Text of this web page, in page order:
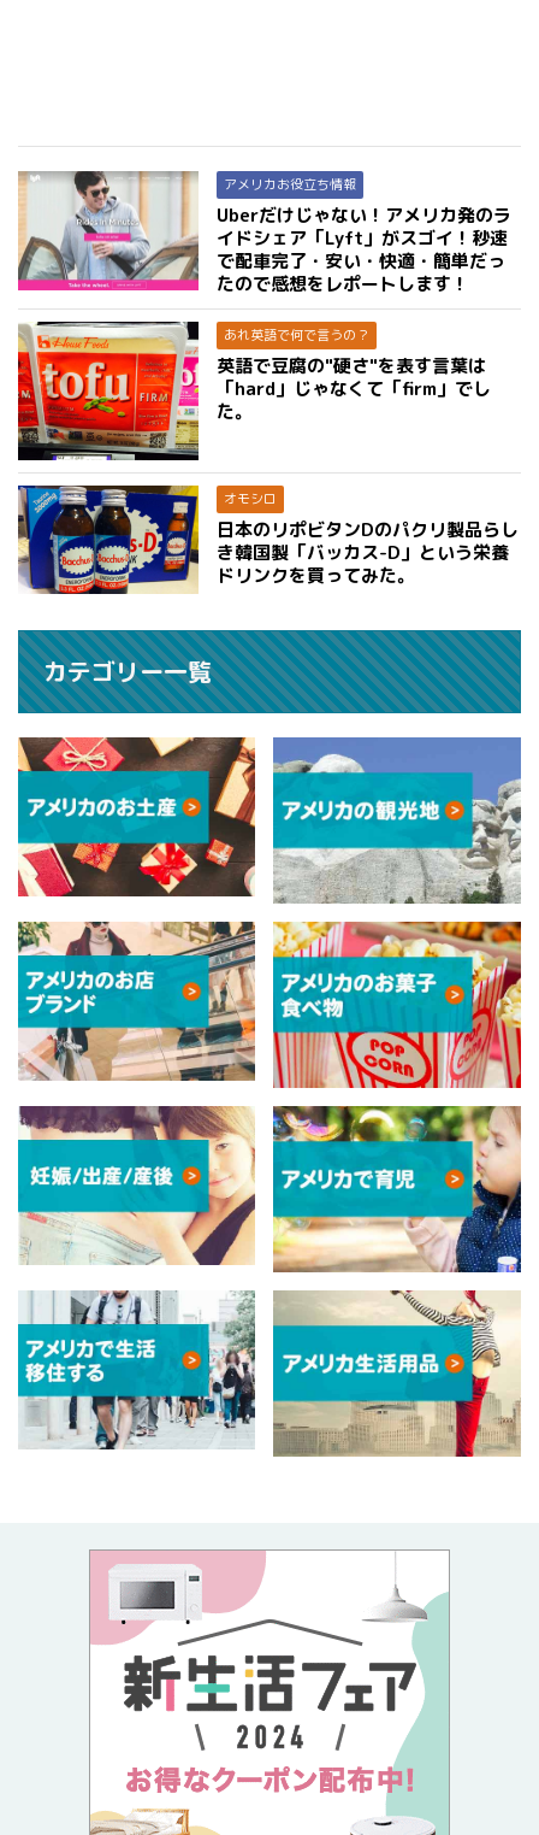
アメリカお役立ち情報
Uberだけじゃない！アメリカ発のラ
イドシェア「Lyft」がスゴイ！秒速
で配車完了・安い・快適・簡単だっ
たので感想をレポートします！
あれ英語で何で言うの？
英語で豆腐の"硬さ"を表す言葉は
「hard」じゃなくて「firm」でし
た。
オモシロ
日本のリポビタンDのパクリ製品らし
き韓国製「バッカス-D」という栄養
ドリンクを買ってみた。
カテゴリー一覧